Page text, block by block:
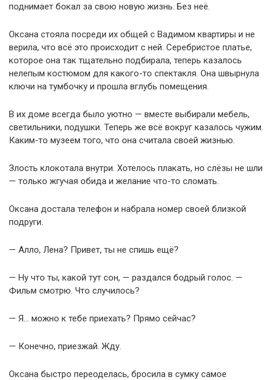
поднимает бокал за свою новую жизнь. Без неё.
Оксана стояла посреди их общей с Вадимом квартиры и не
верила, что всё это происходит с ней. Серебристое платье,
которое она так тщательно подбирала, теперь казалось
нелепым костюмом для какого-то спектакля. Она швырнула
ключи на тумбочку и прошла вглубь помещения.
В их доме всегда было уютно — вместе выбирали мебель,
светильники, подушки. Теперь же всё вокруг казалось чужим.
Каким-то музеем того, что она считала своей жизнью.
Злость клокотала внутри. Хотелось плакать, но слёзы не шли
— только жгучая обида и желание что-то сломать.
Оксана достала телефон и набрала номер своей близкой
подруги.
— Алло, Лена? Привет, ты не спишь ещё?
— Ну что ты, какой тут сон, — раздался бодрый голос. —
Фильм смотрю. Что случилось?
— Я… можно к тебе приехать? Прямо сейчас?
— Конечно, приезжай. Жду.
Оксана быстро переоделась, бросила в сумку самое